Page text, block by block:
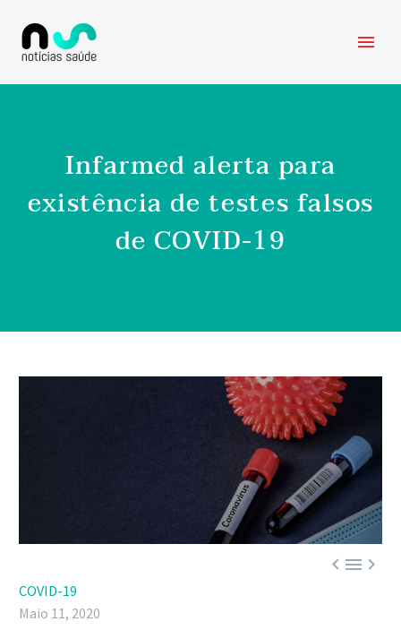
Infarmed alerta para
existência de testes falsos
de COVID-19

COVID-19
Maio 11, 2020